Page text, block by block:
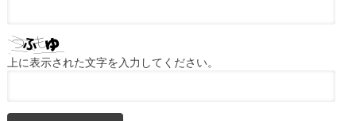
上に表示された文字を入力してください。